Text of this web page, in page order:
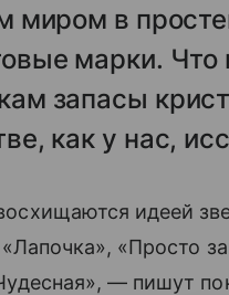
миром в
марки. Что
запасы
как у нас,
идеей
«Просто
— пишут